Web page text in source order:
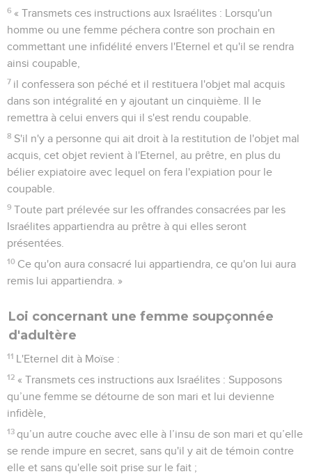
6 « Transmets ces instructions aux Israélites : Lorsqu'un
homme ou une femme péchera contre son prochain en
commettant une infidélité envers l'Eternel et qu'il se rendra
ainsi coupable,
7 il confessera son péché et il restituera l'objet mal acquis
dans son intégralité en y ajoutant un cinquième. Il le
remettra à celui envers qui il s'est rendu coupable.
8 S'il n'y a personne qui ait droit à la restitution de l'objet mal
acquis, cet objet revient à l'Eternel, au prêtre, en plus du
bélier expiatoire avec lequel on fera l'expiation pour le
coupable.
9 Toute part prélevée sur les offrandes consacrées par les
Israélites appartiendra au prêtre à qui elles seront
présentées.
10 Ce qu'on aura consacré lui appartiendra, ce qu'on lui aura
remis lui appartiendra. »
Loi concernant une femme soupçonnée
d'adultère
11 L'Eternel dit à Moïse :
12 « Transmets ces instructions aux Israélites : Supposons
qu’une femme se détourne de son mari et lui devienne
infidèle,
13 qu’un autre couche avec elle à l’insu de son mari et qu’elle
se rende impure en secret, sans qu'il y ait de témoin contre
elle et sans qu'elle soit prise sur le fait ;